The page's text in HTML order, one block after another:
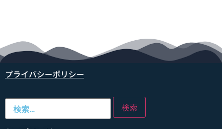
プライバシーポリシー